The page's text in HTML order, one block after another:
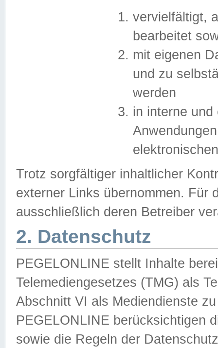
vervielfältigt,
bearbeitet
mit eigenen
und zu
werden
in interne
Trotz sorgfältiger inhaltlicher
externer Links übernommen. Für
ausschließlich deren Betreiber
2. Datenschutz
PEGELONLINE stellt Inhalte
Telemediengesetzes (TMG) als
Abschnitt VI als Mediendienste
PEGELONLINE berücksichtigen
sowie die Regeln der